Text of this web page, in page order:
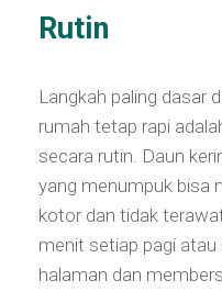
Rutin
Langkah paling dasar
rumah tetap rapi
secara rutin. Daun
yang menumpuk bisa
kotor dan tidak
menit setiap pagi
halaman dan